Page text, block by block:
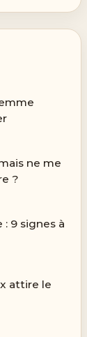
ne me
?
9 signes à
attire le